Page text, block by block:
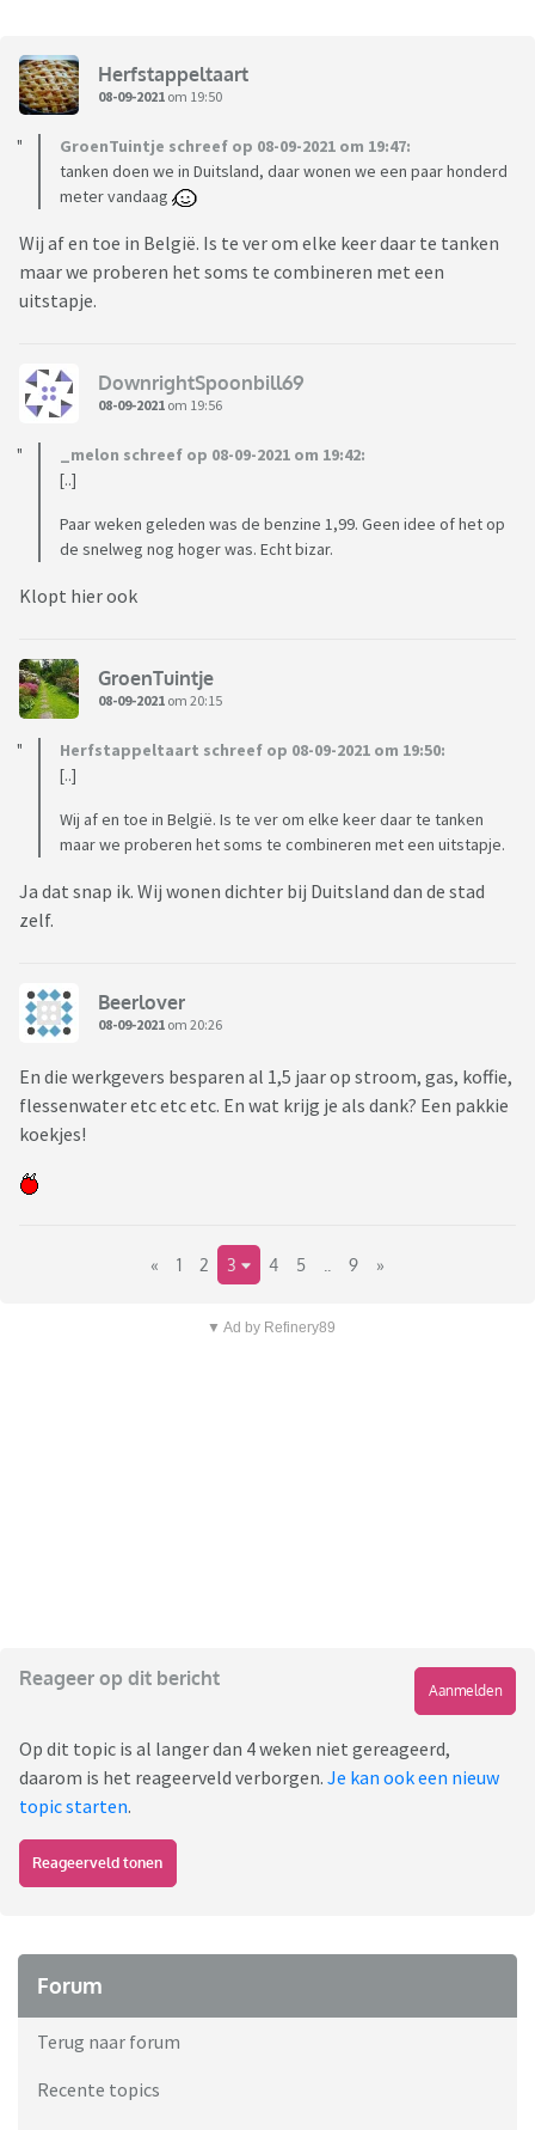
Herfstappeltaart
08-09-2021 om 19:50
GroenTuintje schreef op 08-09-2021 om 19:47:
tanken doen we in Duitsland, daar wonen we een paar honderd
meter vandaag
Wij af en toe in België. Is te ver om elke keer daar te tanken
maar we proberen het soms te combineren met een
uitstapje.
DownrightSpoonbill69
08-09-2021 om 19:56
_melon schreef op 08-09-2021 om 19:42:
[..]
Paar weken geleden was de benzine 1,99. Geen idee of het op
de snelweg nog hoger was. Echt bizar.
Klopt hier ook
GroenTuintje
08-09-2021 om 20:15
Herfstappeltaart schreef op 08-09-2021 om 19:50:
[..]
Wij af en toe in België. Is te ver om elke keer daar te tanken
maar we proberen het soms te combineren met een uitstapje.
Ja dat snap ik. Wij wonen dichter bij Duitsland dan de stad
zelf.
Beerlover
08-09-2021 om 20:26
En die werkgevers besparen al 1,5 jaar op stroom, gas, koffie,
flessenwater etc etc etc. En wat krijg je als dank? Een pakkie
koekjes!
« 1 2 3 4 5 9 »
▼ Ad by Refinery89
Reageer op dit bericht
Aanmelden
Op dit topic is al langer dan 4 weken niet gereageerd,
daarom is het reageerveld verborgen. Je kan ook een nieuw
topic starten.
Reageerveld tonen
Forum
Terug naar forum
Recente topics